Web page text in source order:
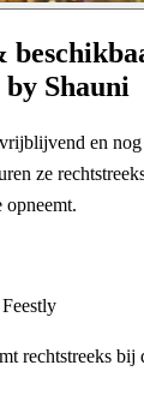
Shauni
en
ze
opneemt.
rechtstreeks bij